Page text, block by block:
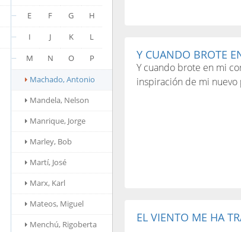
E
F G
H
I
J K
L
M
N O
P
Machado, Antonio
Mandela, Nelson
Manrique, Jorge
Marley, Bob
Martí, José
Marx, Karl
Mateos, Miguel
Menchú, Rigoberta
Y CUANDO BROTE
Y cuando brote en mi
inspiración de mi nuevo
EL VIENTO ME HA